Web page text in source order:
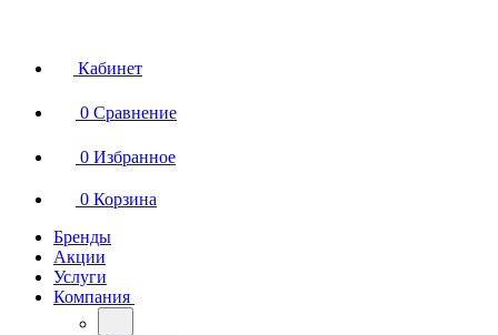
Кабинет
0 Сравнение
0 Избранное
0 Корзина
Бренды
Акции
Услуги
Компания